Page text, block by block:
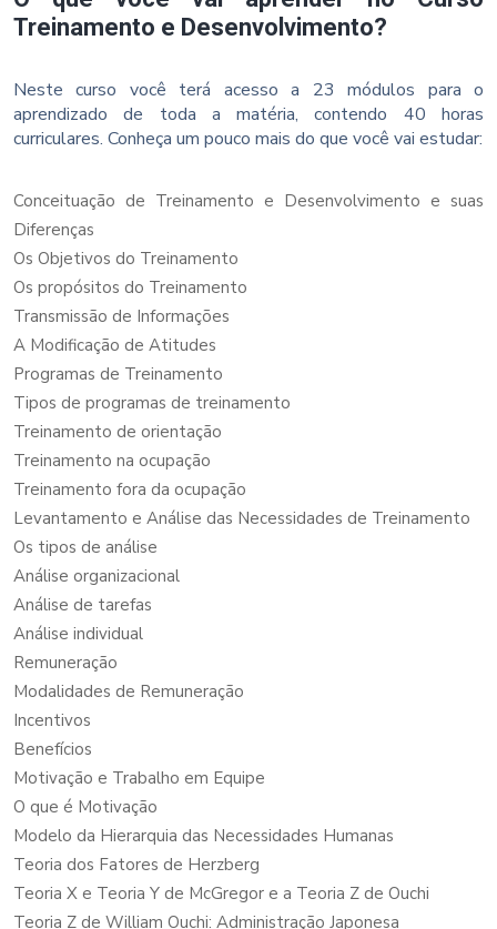
Treinamento e Desenvolvimento?
Neste curso você terá acesso a 23 módulos para o
aprendizado de toda a matéria, contendo 40 horas
curriculares. Conheça um pouco mais do que você vai estudar:
Conceituação de Treinamento e Desenvolvimento e suas
Diferenças
Os Objetivos do Treinamento
Os propósitos do Treinamento
Transmissão de Informações
A Modificação de Atitudes
Programas de Treinamento
Tipos de programas de treinamento
Treinamento de orientação
Treinamento na ocupação
Treinamento fora da ocupação
Levantamento e Análise das Necessidades de Treinamento
Os tipos de análise
Análise organizacional
Análise de tarefas
Análise individual
Remuneração
Modalidades de Remuneração
Incentivos
Benefícios
Motivação e Trabalho em Equipe
O que é Motivação
Modelo da Hierarquia das Necessidades Humanas
Teoria dos Fatores de Herzberg
Teoria X e Teoria Y de McGregor e a Teoria Z de Ouchi
Teoria Z de William Ouchi: Administração Japonesa